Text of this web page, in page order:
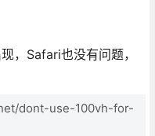
，Safari也没有问题，
dont-use-100vh-for-